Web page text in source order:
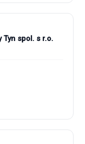
spol. s r.o.